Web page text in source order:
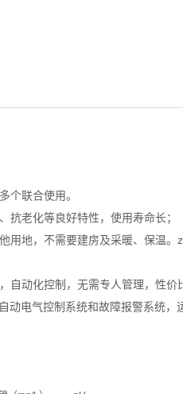
个联合使用。
抗老化等良好特性，使用寿命长；
地，不需要建房及采暖、保温。
动化控制，无需专人管理，性价
动电气控制系统和故障报警系统